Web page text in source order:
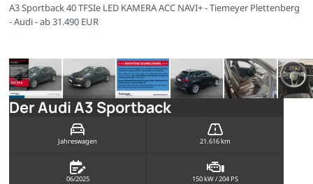
A3 Sportback 40 TFSIe LED KAMERA ACC NAVI+ - Tiemeyer Plettenberg
- Audi - ab 31.490 EUR
Der Audi A3 Sportback
Jahreswagen 21.616 km
06/2025 150 kW / 204 PS